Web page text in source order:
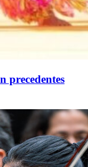
precedentes